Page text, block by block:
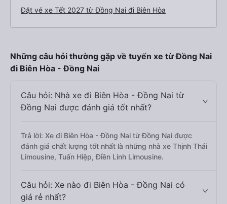
Đặt vé xe Tết 2027 từ Đồng Nai đi Biên Hòa
Những câu hỏi thường gặp về tuyến xe từ Đồng Nai
đi Biên Hòa - Đồng Nai
Câu hỏi: Nhà xe đi Biên Hòa - Đồng Nai từ
Đồng Nai được đánh giá tốt nhất?
Trả lời: Xe đi Biên Hòa - Đồng Nai từ Đồng Nai được
đánh giá chất lượng tốt nhất là những nhà xe Thịnh Thái
Limousine, Tuấn Hiệp, Điền Linh Limousine.
Câu hỏi: Xe nào đi Biên Hòa - Đồng Nai có
giá rẻ nhất?